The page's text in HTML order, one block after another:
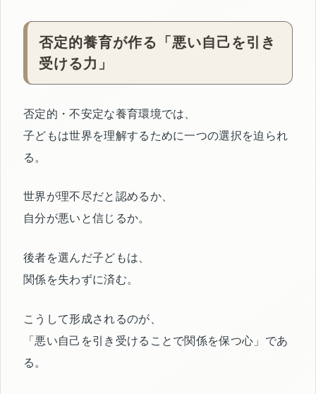
否定的養育が作る「悪い自己を引き
受ける力」
否定的・不安定な養育環境では、
子どもは世界を理解するために一つの選択を迫られ
る。
世界が理不尽だと認めるか、
自分が悪いと信じるか。
後者を選んだ子どもは、
関係を失わずに済む。
こうして形成されるのが、
「悪い自己を引き受けることで関係を保つ心」であ
る。